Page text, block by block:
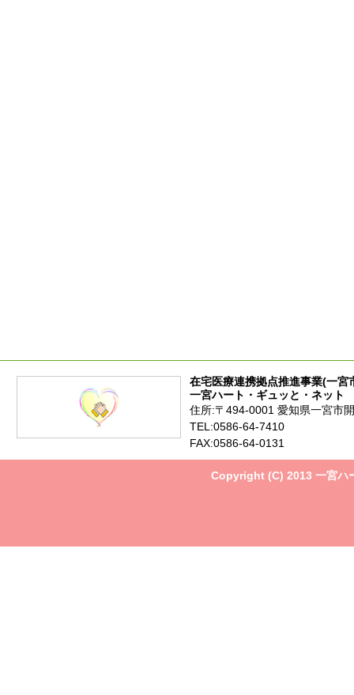
在宅医療連携拠点推進事業(一宮
一宮ハート・ギュッと・ネット
住所:〒494-0001 愛知県一宮市
TEL:0586-64-7410
FAX:0586-64-0131
Copyright (C) 2013 一宮ハ